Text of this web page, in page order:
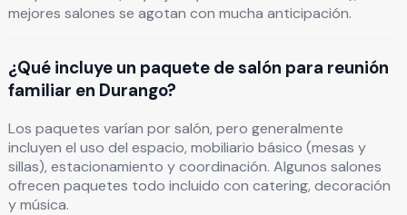
mejores salones se agotan con mucha anticipación.
¿Qué incluye un paquete de salón para reunión
familiar en Durango?
Los paquetes varían por salón, pero generalmente
incluyen el uso del espacio, mobiliario básico (mesas y
sillas), estacionamiento y coordinación. Algunos salones
ofrecen paquetes todo incluido con catering, decoración
y música.